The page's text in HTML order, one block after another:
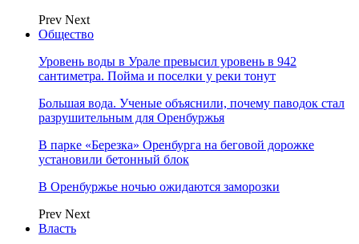
Prev Next
Общество
Уровень воды в Урале превысил уровень в 942
сантиметра. Пойма и поселки у реки тонут
Большая вода. Ученые объяснили, почему паводок стал
разрушительным для Оренбуржья
В парке «Березка» Оренбурга на беговой дорожке
установили бетонный блок
В Оренбуржье ночью ожидаются заморозки
Prev Next
Власть